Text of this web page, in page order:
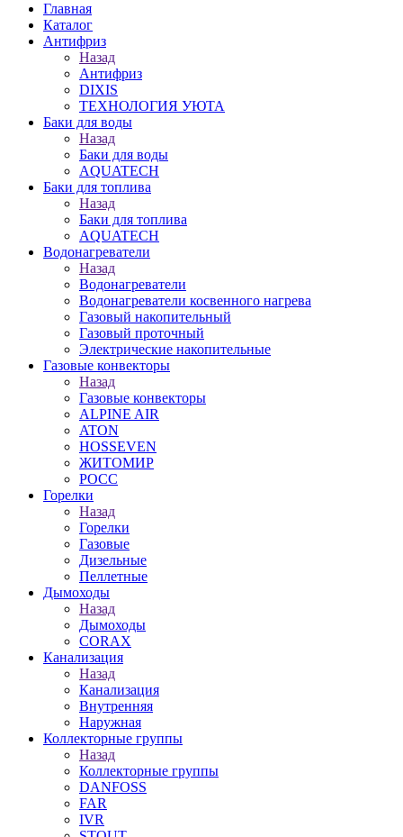
Главная
Каталог
Антифриз
Назад
Антифриз
DIXIS
ТЕХНОЛОГИЯ УЮТА
Баки для воды
Назад
Баки для воды
AQUATECH
Баки для топлива
Назад
Баки для топлива
AQUATECH
Водонагреватели
Назад
Водонагреватели
Водонагреватели косвенного нагрева
Газовый накопительный
Газовый проточный
Электрические накопительные
Газовые конвекторы
Назад
Газовые конвекторы
ALPINE AIR
ATON
HOSSEVEN
ЖИТОМИР
РОСС
Горелки
Назад
Горелки
Газовые
Дизельные
Пеллетные
Дымоходы
Назад
Дымоходы
CORAX
Канализация
Назад
Канализация
Внутренняя
Наружная
Коллекторные группы
Назад
Коллекторные группы
DANFOSS
FAR
IVR